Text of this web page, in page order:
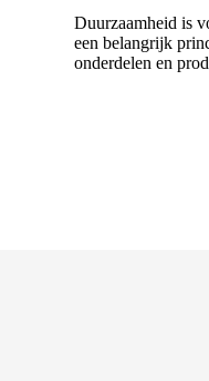
Duurzaamheid is
een belangrijk
onderdelen en